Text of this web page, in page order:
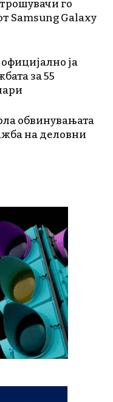
го
Samsung Galaxy
ја
за 55
обвинувањата
на деловни